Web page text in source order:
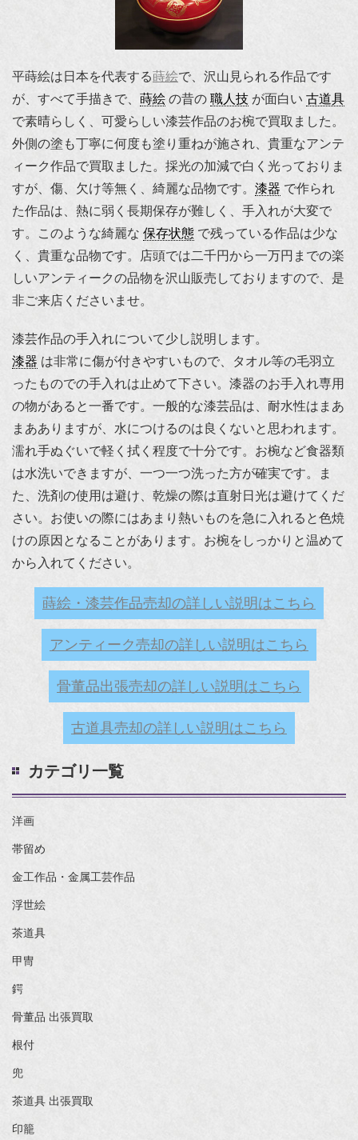
平蒔絵は日本を代表する蒔絵で、沢山見られる作品です
が、すべて手描きで、 蒔絵 の昔の 職人技 が面白い 古道具
で素晴らしく、可愛らしい漆芸作品のお椀で買取ました。
外側の塗も丁寧に何度も塗り重ねが施され、貴重なアンテ
ィーク作品で買取ました。採光の加減で白く光っておりま
すが、傷、欠け等無く、綺麗な品物です。 漆器 で作られ
た作品は、熱に弱く長期保存が難しく、手入れが大変で
す。このような綺麗な 保存状態 で残っている作品は少な
く、貴重な品物です。店頭では二千円から一万円までの楽
しいアンティークの品物を沢山販売しておりますので、是
非ご来店くださいませ。
漆芸作品の手入れについて少し説明します。
漆器 は非常に傷が付きやすいもので、タオル等の毛羽立
ったものでの手入れは止めて下さい。漆器のお手入れ専用
の物があると一番です。一般的な漆芸品は、耐水性はまあ
まあありますが、水につけるのは良くないと思われます。
濡れ手ぬぐいで軽く拭く程度で十分です。お椀など食器類
は水洗いできますが、一つ一つ洗った方が確実です。ま
た、洗剤の使用は避け、乾燥の際は直射日光は避けてくだ
さい。お使いの際にはあまり熱いものを急に入れると色焼
けの原因となることがあります。お椀をしっかりと温めて
から入れてください。
蒔絵・漆芸作品売却の詳しい説明はこちら
アンティーク売却の詳しい説明はこちら
骨董品出張売却の詳しい説明はこちら
古道具売却の詳しい説明はこちら
カテゴリ一覧
洋画
帯留め
金工作品・金属工芸作品
浮世絵
茶道具
甲冑
鍔
骨董品 出張買取
根付
兜
茶道具 出張買取
印籠